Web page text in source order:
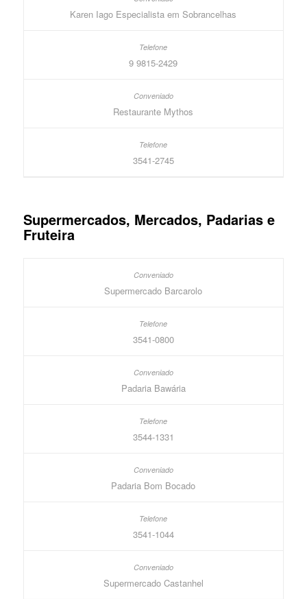
Karen Iago Especialista em Sobrancelhas
9 9815-2429
Restaurante Mythos
3541-2745
Supermercados, Mercados, Padarias e
Fruteira
Supermercado Barcarolo
3541-0800
Padaria Bawária
3544-1331
Padaria Bom Bocado
3541-1044
Supermercado Castanhel